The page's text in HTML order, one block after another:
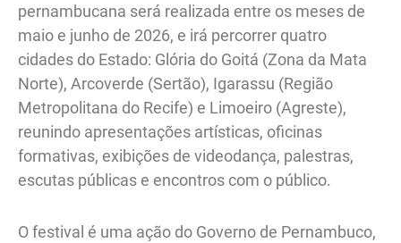
pernambucana será realizada entre os meses de
maio e junho de 2026, e irá percorrer quatro
cidades do Estado: Glória do Goitá (Zona da Mata
Norte), Arcoverde (Sertão), Igarassu (Região
Metropolitana do Recife) e Limoeiro (Agreste),
reunindo apresentações artísticas, oficinas
formativas, exibições de videodança, palestras,
escutas públicas e encontros com o público.
O festival é uma ação do Governo de Pernambuco,